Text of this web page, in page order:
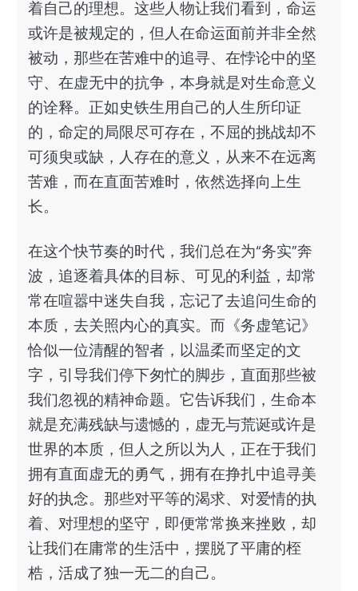
着自己的理想。这些人物让我们看到，命运
或许是被规定的，但人在命运面前并非全然
被动，那些在苦难中的追寻、在悖论中的坚
守、在虚无中的抗争，本身就是对生命意义
的诠释。正如史铁生用自己的人生所印证
的，命定的局限尽可存在，不屈的挑战却不
可须臾或缺，人存在的意义，从来不在远离
苦难，而在直面苦难时，依然选择向上生
长。
在这个快节奏的时代，我们总在为“务实”奔
波，追逐着具体的目标、可见的利益，却常
常在喧嚣中迷失自我，忘记了去追问生命的
本质，去关照内心的真实。而《务虚笔记》
恰似一位清醒的智者，以温柔而坚定的文
字，引导我们停下匆忙的脚步，直面那些被
我们忽视的精神命题。它告诉我们，生命本
就是充满残缺与遗憾的，虚无与荒诞或许是
世界的本质，但人之所以为人，正在于我们
拥有直面虚无的勇气，拥有在挣扎中追寻美
好的执念。那些对平等的渴求、对爱情的执
着、对理想的坚守，即便常常换来挫败，却
让我们在庸常的生活中，摆脱了平庸的桎
梏，活成了独一无二的自己。